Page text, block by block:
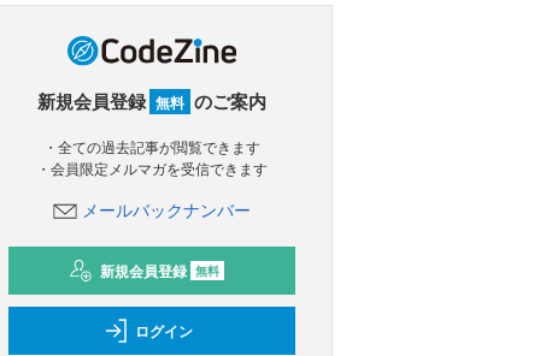
新規会員登録 無料 のご案内
・全ての過去記事が閲覧できます
・会員限定メルマガを受信できます
メールバックナンバー
新規会員登録 無料
ログイン